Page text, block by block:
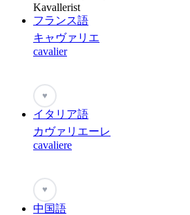
Kavallerist
フランス語
キャヴァリエ
cavalier
♥
イタリア語
カヴァリエーレ
cavaliere
♥
中国語